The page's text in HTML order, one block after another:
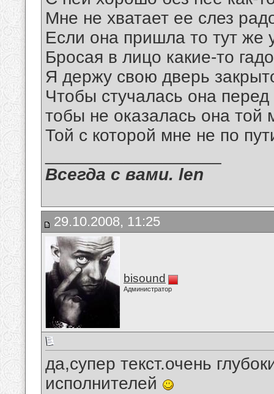
Мне не хватает ее слез
Если она пришла то тут же
Бросая в лицо какие-то
Я держу свою дверь
Чтобы стучалась она
тобы не оказалась она
Той с которой мне не по
Всегда с вами. len
29.10.2008, 11:25
bisound
Администратор
да,супер текст.очень
исполнителей